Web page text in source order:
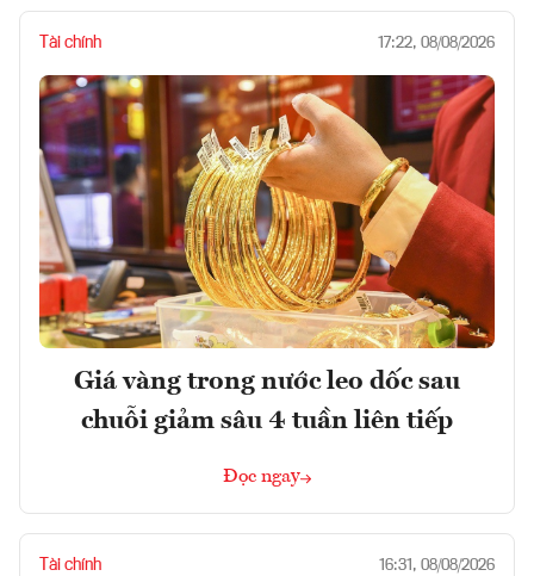
Tài chính 17:22, 08/08/2026
Giá vàng trong nước leo dốc sau
chuỗi giảm sâu 4 tuần liên tiếp
Đọc ngay
Tài chính 16:31, 08/08/2026